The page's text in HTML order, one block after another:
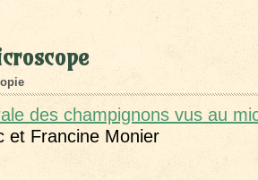
des champignons vus au
et Francine Monier